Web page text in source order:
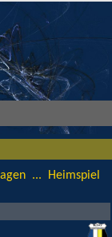
... Heimspiel